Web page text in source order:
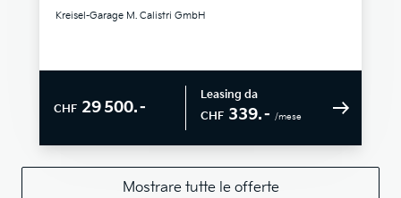
Kreisel-Garage M. Calistri GmbH
CHF 29 500.–
Leasing da
CHF 339.– /mese
Mostrare tutte le offerte